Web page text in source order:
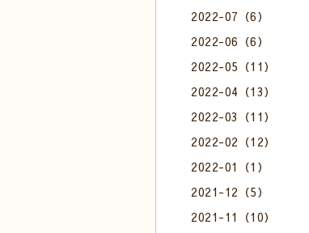
2022-07（6）
2022-06（6）
2022-05（11）
2022-04（13）
2022-03（11）
2022-02（12）
2022-01（1）
2021-12（5）
2021-11（10）